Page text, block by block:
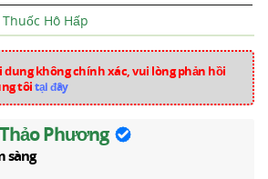
Thuốc Hô Hấp
không chính xác, vui lòng phản hồi
tôitại đây
Phương
sàng